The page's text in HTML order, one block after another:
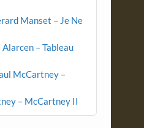
Manset – Je Ne
– Tableau
McCartney –
– McCartney II